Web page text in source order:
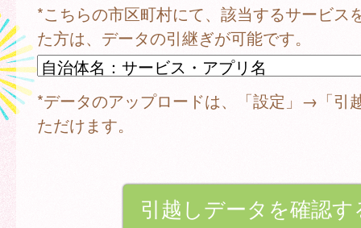
*こちらの市区町村にて、該当するサービス
た方は、データの引継ぎが可能です。
*データのアップロードは、「設定」→「引
ただけます。